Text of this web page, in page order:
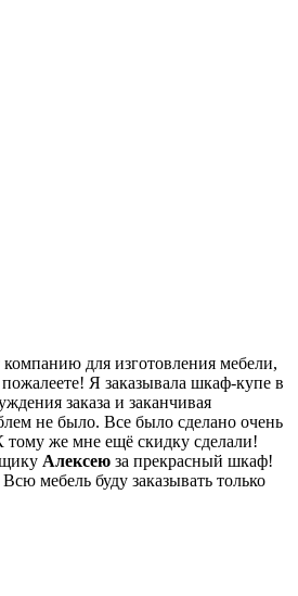
для изготовления мебели,
Я заказывала шкаф-купе в
заказа и заканчивая
не было. Все было сделано очень
тому же мне ещё скидку сделали!
Алексею за прекрасный шкаф!
мебель буду заказывать только